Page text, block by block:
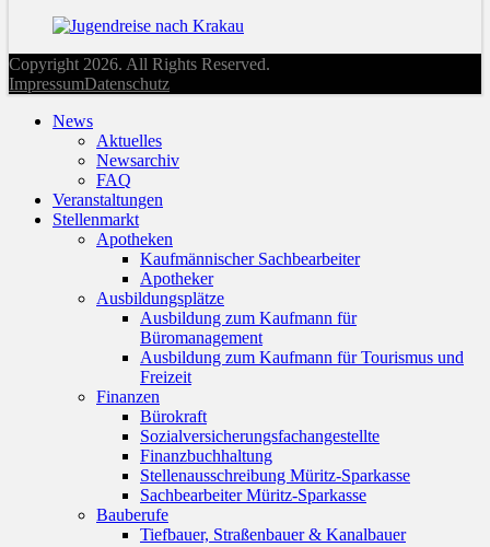
Copyright 2026. All Rights Reserved.
ImpressumDatenschutz
News
Aktuelles
Newsarchiv
FAQ
Veranstaltungen
Stellenmarkt
Apotheken
Kaufmännischer Sachbearbeiter
Apotheker
Ausbildungsplätze
Ausbildung zum Kaufmann für
Büromanagement
Ausbildung zum Kaufmann für Tourismus und
Freizeit
Finanzen
Bürokraft
Sozialversicherungsfachangestellte
Finanzbuchhaltung
Stellenausschreibung Müritz-Sparkasse
Sachbearbeiter Müritz-Sparkasse
Bauberufe
Tiefbauer, Straßenbauer & Kanalbauer